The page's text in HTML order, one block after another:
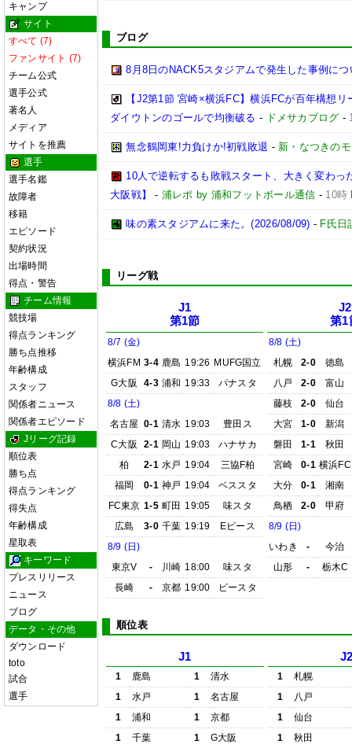
キャンプ
サイト
すべて (7)
ファンサイト (7)
チーム公式
選手公式
著名人
メディア
サイトを推薦
選手
選手名鑑
故障者
移籍
エピソード
契約状況
出場時間
得点・警告
チーム情報
競技場
得点ランキング
勝ち点推移
年齢構成
スタッフ
関係者ニュース
関係者エピソード
Jリーグ記録
順位表
勝ち点
得点ランキング
得失点
年齢構成
星取表
キーワード
プレスリリース
ニュース
ブログ
データ・その他
ダウンロード
toto
試合
選手
ブログ
8月8日のNACK5スタジアムで発生した事例につ
【J2第1節 宮崎×横浜FC】横浜FCが百年構想
ダイウトンのゴールで均衡破る - ドメサカブログ -
無念鶴岡東!力負けか!初戦敗退 - 新・なつきの
10人で逆転するも敗戦スタート、大きく変わ
大阪戦】
- 浦レポ by 浦和フットボール通信 - 10時
味の素スタジアムに来た。(2026/08/09) - F氏日
リーグ戦
J1
第1節
8/7 (金)
横浜FM 3-4 鹿島 19:26 MUFG国立
G大阪
4-3 浦和 19:33
パナスタ
8/8 (土)
名古屋 0-1 清水 19:03
豊田ス
C大阪
2-1 岡山 19:03
ハナサカ
柏
2-1 水戸 19:04
三協F柏
福岡
0-1 神戸 19:04
ベススタ
FC東京 1-5 町田 19:05
味スタ
広島
3-0 千葉 19:19
Eピース
8/9 (日)
東京V
- 川崎 18:00
味スタ
長崎
- 京都 19:00 ピースタ
J2
第1
8/8 (土)
札幌
2-0
徳島
八戸
2-0
富山
藤枝
2-0
仙台
大宮
1-0
新潟
磐田
1-1
秋田
宮崎
0-1 横浜FC
大分
0-1
湘南
鳥栖
2-0
甲府
8/9 (日)
いわき
-
今治
山形
- 栃木C
順位表
J1
1 鹿島 1
清水
1
水戸 1
名古屋
1
浦和 1
京都
1
千葉 1
G大阪
1
札幌
1
八戸
1
仙台
1
秋田